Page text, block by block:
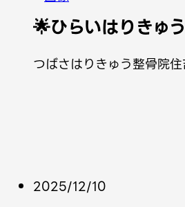
🌟ひらいはりきゅ
つばさはりきゅう整骨院
2025/12/10